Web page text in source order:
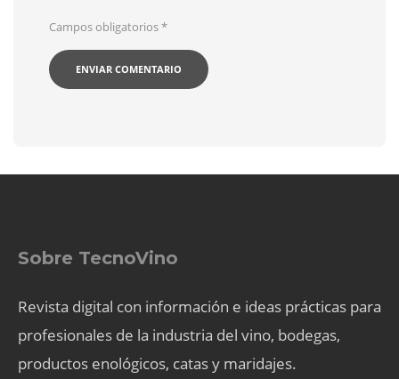
Campos obligatorios*
Sobre TecnoVino
Revista digital con información e ideas prácticas para
profesionales de la industria del vino, bodegas,
productos enológicos, catas y maridajes.